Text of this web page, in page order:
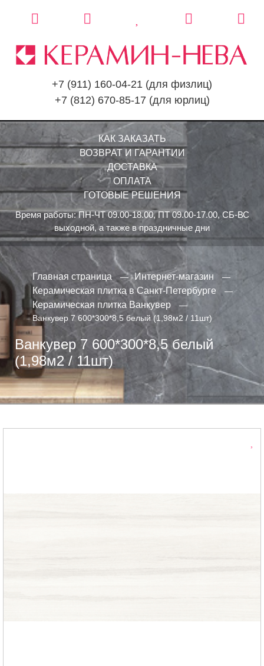
+7 (911) 160-04-21 (для физлиц)
+7 (812) 670-85-17 (для юрлиц)
КАК ЗАКАЗАТЬ
ВОЗВРАТ И ГАРАНТИИ
ДОСТАВКА
ОПЛАТА
ГОТОВЫЕ РЕШЕНИЯ
Время работы: ПН-ЧТ 09.00-18.00, ПТ 09.00-17.00, СБ-ВС
выходной, а также в праздничные дни
Главная страница
Интернет-магазин
Керамическая плитка в Санкт-Петербурге
Керамическая плитка Ванкувер
Ванкувер 7 600*300*8,5 белый (1,98м2 / 11шт)
Ванкувер 7 600*300*8,5 белый
(1,98м2 / 11шт)